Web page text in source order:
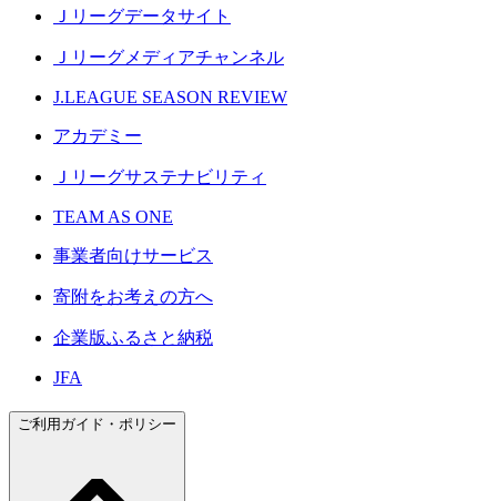
Ｊリーグデータサイト
Ｊリーグメディアチャンネル
J.LEAGUE SEASON REVIEW
アカデミー
Ｊリーグサステナビリティ
TEAM AS ONE
事業者向けサービス
寄附をお考えの方へ
企業版ふるさと納税
JFA
ご利用ガイド・ポリシー